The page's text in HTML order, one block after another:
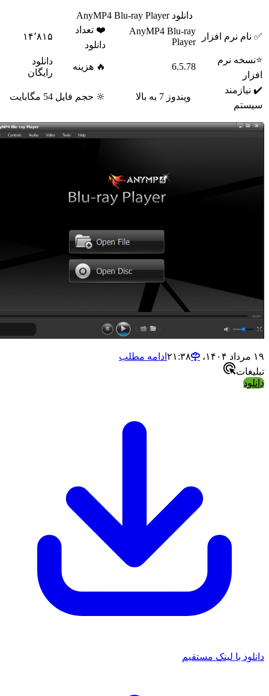
نرم افزار
AnyMP4 Blu-ray
Player
❤️ تعداد
۱۴٬۸۱۵
نرم
6.5.78 🔥 هزینه
رایگان
ویندوز 7 به بالا 🔆 حجم فایل 54 مگابایت
ادامه مطلب
با لینک مستقیم